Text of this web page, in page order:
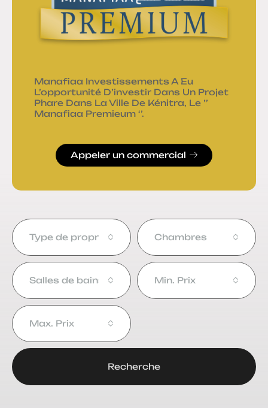
Manafiaa Investissements A Eu
L’opportunité D’investir Dans Un Projet
Phare Dans La Ville De Kénitra, Le ’’
Manafiaa Premieum ‘’.
Appeler un commercial
Type de propriété Chambres
Salles de bains Min. Prix
Max. Prix
Recherche